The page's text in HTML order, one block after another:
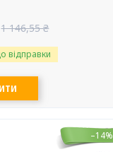
1 146,55 ₴
відправки
–14%